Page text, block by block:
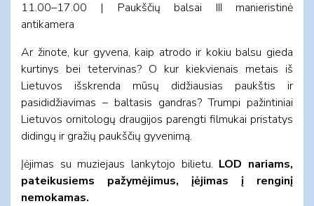
11.00–17.00 | Paukščių balsai III manieristinė
antikamera
Ar žinote, kur gyvena, kaip atrodo ir kokiu balsu gieda
kurtinys bei tetervinas? O kur kiekvienais metais iš
Lietuvos išskrenda mūsų didžiausias paukštis ir
pasididžiavimas – baltasis gandras? Trumpi pažintiniai
Lietuvos ornitologų draugijos parengti filmukai pristatys
didingų ir gražių paukščių gyvenimą.
Įėjimas su muziejaus lankytojo bilietu. LOD nariams,
pateikusiems pažymėjimus, įėjimas į renginį
nemokamas.